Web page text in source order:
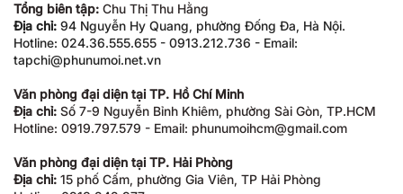
Tổng biên tập: Chu Thị Thu Hằng
Địa chỉ: 94 Nguyễn Hy Quang, phường Đống Đa, Hà Nội.
Hotline: 024.36.555.655 - 0913.212.736 - Email:
tapchi@phunumoi.net.vn
Văn phòng đại diện tại TP. Hồ Chí Minh
Địa chỉ: Số 7-9 Nguyễn Bỉnh Khiêm, phường Sài Gòn, TP.HCM
Hotline: 0919.797.579 - Email: phunumoihcm@gmail.com
Văn phòng đại diện tại TP. Hải Phòng
Địa chỉ: 15 phố Cấm, phường Gia Viên, TP Hải Phòng